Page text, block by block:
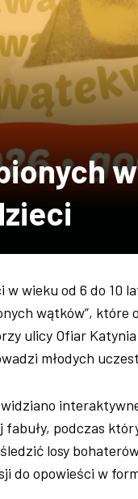
w wieku od 6 do 10
wątków”, które
ulicy Ofiar
młodych
fabuły, podczas
losy
do opowieści w